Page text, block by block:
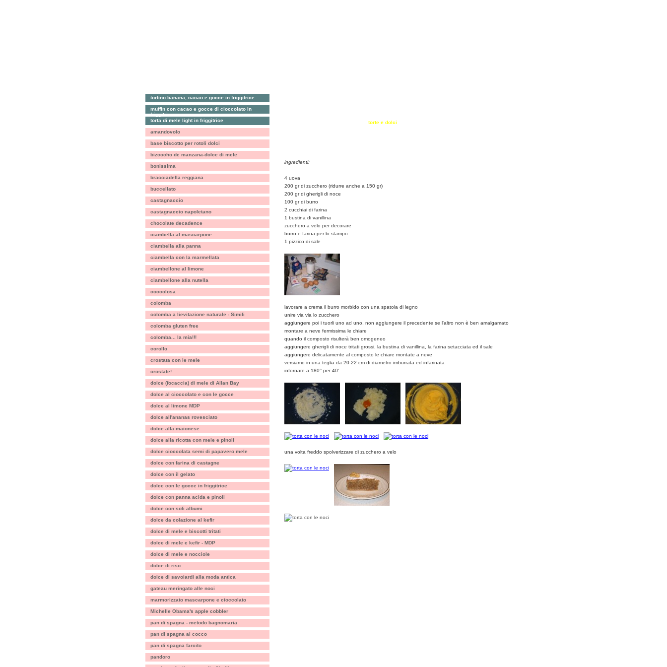
torte e dolci
tortino banana, cacao e gocce in friggitrice
muffin con cacao e gocce di cioccolato in
friggitrice
torta di mele light in friggitrice
amandovolo
base biscotto per rotoli dolci
bizcocho de manzana-dolce di mele
bonissima
bracciadella reggiana
buccellato
castagnaccio
castagnaccio napoletano
chocolate decadence
ciambella al mascarpone
ciambella alla panna
ciambella con la marmellata
ciambellone al limone
ciambellone alla nutella
coccolosa
colomba
colomba a lievitazione naturale - Simili
colomba gluten free
colomba... la mia!!!
corollo
crostata con le mele
crostate!
dolce (focaccia) di mele di Allan Bay
dolce al cioccolato e con le gocce
dolce al limone MDP
dolce all'ananas rovesciato
dolce alla maionese
dolce alla ricotta con mele e pinoli
dolce cioccolata semi di papavero mele
dolce con farina di castagne
dolce con il gelato
dolce con le gocce in friggitrice
dolce con panna acida e pinoli
dolce con soli albumi
dolce da colazione al kefir
dolce di mele e biscotti tritati
dolce di mele e kefir - MDP
dolce di mele e nocciole
dolce di riso
dolce di savoiardi alla moda antica
gateau meringato alle noci
marmorizzato mascarpone e cioccolato
Michelle Obama's apple cobbler
pan di spagna - metodo bagnomaria
pan di spagna al cocco
pan di spagna farcito
pandoro
ingredienti:
4 uova
200 gr di zucchero (ridurre anche a 150 gr)
200 gr di gherigli di noce
100 gr di burro
2 cucchiai di farina
1 bustina di vanillina
zucchero a velo per decorare
burro e farina per lo stampo
1 pizzico di sale
lavorare a crema il burro morbido con una spatola di legno
unire via via lo zucchero
aggiungere poi i tuorli uno ad uno, non aggiungere il precedente se l'altro non è ben amalgamato
montare a neve fermissima le chiare
quando il composto risulterà ben omogeneo
aggiungere gherigli di noce tritati grossi, la bustina di vanillina, la farina setacciata ed il sale
aggiungere delicatamente al composto le chiare montate a neve
versiamo in una teglia da 20-22 cm di diametro imburrata ed infarinata
infornare a 180° per 40'
una volta freddo spolverizzare di zucchero a velo